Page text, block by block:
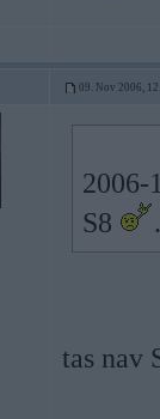
09. Nov 2006,
2006-
S8
tas nav